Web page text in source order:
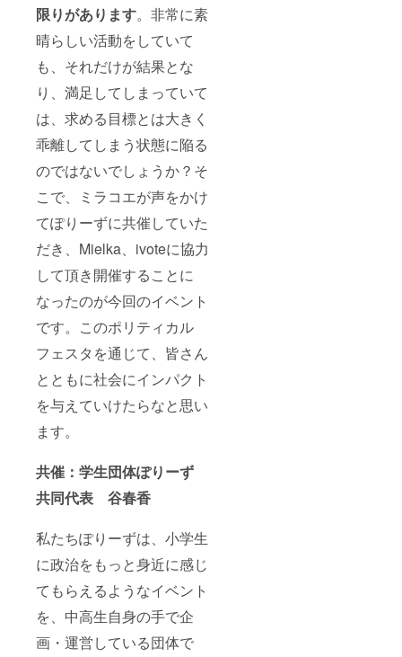
限りがあります。非常に素
晴らしい活動をしていて
も、それだけが結果とな
り、満足してしまっていて
は、求める目標とは大きく
乖離してしまう状態に陥る
のではないでしょうか？そ
こで、ミラコエが声をかけ
てぽりーずに共催していた
だき、Mielka、ivoteに協力
して頂き開催することに
なったのが今回のイベント
です。このポリティカル
フェスタを通じて、皆さん
とともに社会にインパクト
を与えていけたらなと思い
ます。
共催：学生団体ぽりーず
共同代表 谷春香
私たちぽりーずは、小学生
に政治をもっと身近に感じ
てもらえるようなイベント
を、中高生自身の手で企
画・運営している団体で